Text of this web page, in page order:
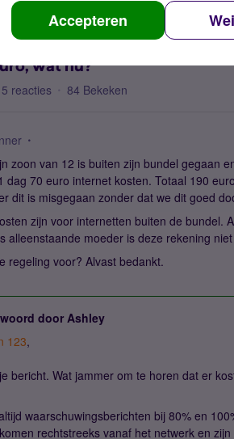
Accepteren
wat nu?
5 reacties 84 Bekeken
zoon van 12 is buiten zijn bundel gegaan
dag 70 euro internet kosten. Totaal 190
dit is misgegaan zonder dat we dit goed
zijn voor internetten buiten de bundel.
alleenstaande moeder is deze rekening
regeling voor? Alvast bedankt.
doorAshley
123,
bericht. Wat jammer om te horen dat er
waarschuwingsberichten bij 80% en
rechtstreeks vanaf het netwerk en